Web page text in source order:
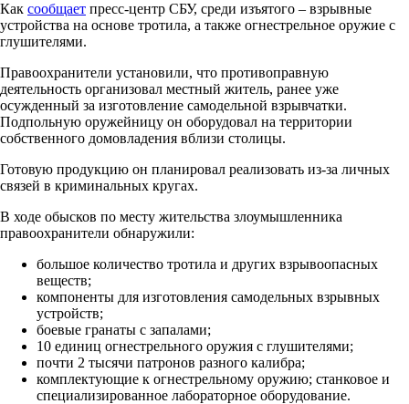
Как сообщает пресс-центр СБУ, среди изъятого – взрывные
устройства на основе тротила, а также огнестрельное оружие с
глушителями.
Правоохранители установили, что противоправную
деятельность организовал местный житель, ранее уже
осужденный за изготовление самодельной взрывчатки.
Подпольную оружейницу он оборудовал на территории
собственного домовладения вблизи столицы.
Готовую продукцию он планировал реализовать из-за личных
связей в криминальных кругах.
В ходе обысков по месту жительства злоумышленника
правоохранители обнаружили:
большое количество тротила и других взрывоопасных
веществ;
компоненты для изготовления самодельных взрывных
устройств;
боевые гранаты с запалами;
10 единиц огнестрельного оружия с глушителями;
почти 2 тысячи патронов разного калибра;
комплектующие к огнестрельному оружию; станковое и
специализированное лабораторное оборудование.